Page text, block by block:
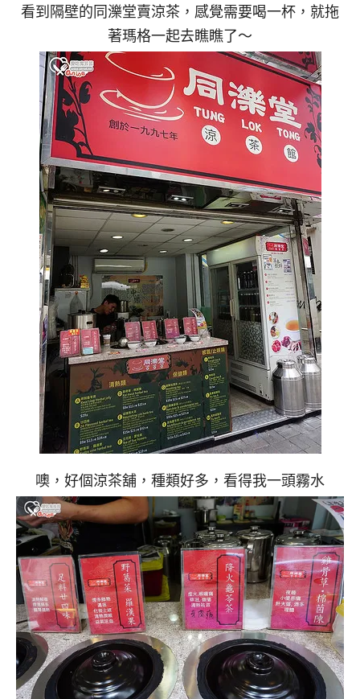
看到隔壁的同濼堂賣涼茶，感覺需要喝一杯，就拖
著瑪格一起去瞧瞧了～
噢，好個涼茶舖，種類好多，看得我一頭霧水